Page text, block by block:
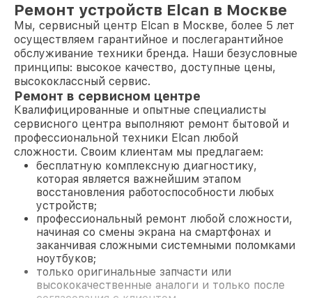
Ремонт устройств Elcan в Москве
Мы, сервисный центр Elcan в Москве, более 5 лет
осуществляем гарантийное и послегарантийное
обслуживание техники бренда. Наши безусловные
принципы: высокое качество, доступные цены,
высококлассный сервис.
Ремонт в сервисном центре
Квалифицированные и опытные специалисты
сервисного центра выполняют ремонт бытовой и
профессиональной техники Elcan любой
сложности. Своим клиентам мы предлагаем:
бесплатную комплексную диагностику,
которая является важнейшим этапом
восстановления работоспособности любых
устройств;
профессиональный ремонт любой сложности,
начиная со смены экрана на смартфонах и
заканчивая сложными системными поломками
ноутбуков;
только оригинальные запчасти или
высококачественные аналоги и только после